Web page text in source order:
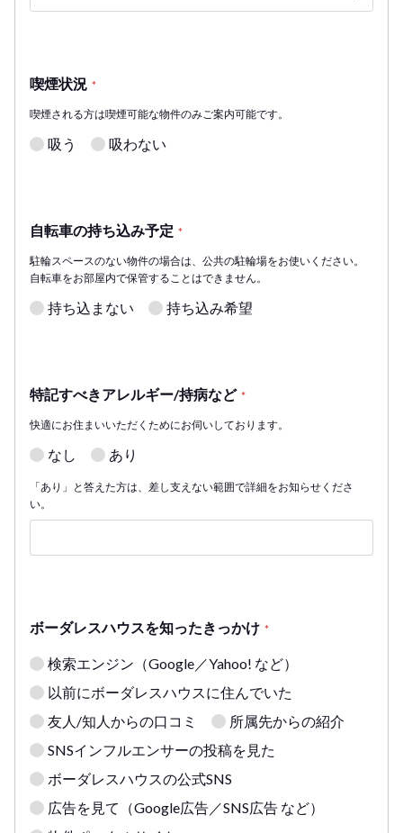
喫煙状況 *
喫煙される方は喫煙可能な物件のみご案内可能です。
吸う 吸わない
自転車の持ち込み予定 *
駐輪スペースのない物件の場合は、公共の駐輪場をお使いください。
自転車をお部屋内で保管することはできません。
持ち込まない 持ち込み希望
特記すべきアレルギー/持病など *
快適にお住まいいただくためにお伺いしております。
なし あり
「あり」と答えた方は、差し支えない範囲で詳細をお知らせくださ
い。
ボーダレスハウスを知ったきっかけ *
検索エンジン（Google／Yahoo! など）
以前にボーダレスハウスに住んでいた
友人/知人からの口コミ
所属先からの紹介
SNSインフルエンサーの投稿を見た
ボーダレスハウスの公式SNS
広告を見て（Google広告／SNS広告 など）